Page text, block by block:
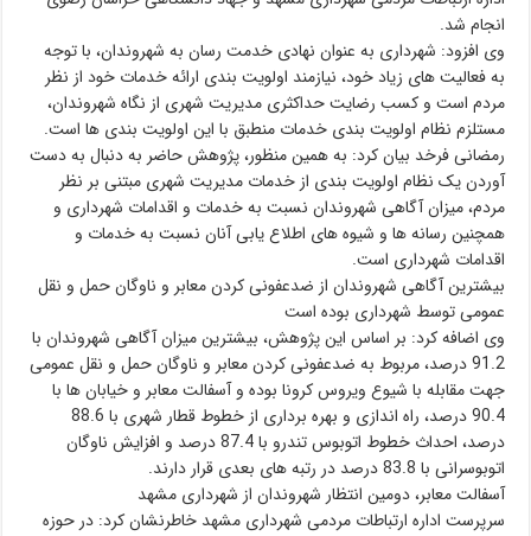
انجام شد.
وی افزود: شهرداری به عنوان نهادی خدمت رسان به شهروندان، با توجه
به فعالیت های زیاد خود، نیازمند اولویت بندی ارائه خدمات خود از نظر
مردم است و کسب رضایت حداکثری مدیریت شهری از نگاه شهروندان،
مستلزم نظام اولویت بندی خدمات منطبق با این اولویت بندی ها است.
رمضانی فرخد بیان کرد: به همین منظور، پژوهش حاضر به دنبال به دست
آوردن یک نظام اولویت بندی از خدمات مدیریت شهری مبتنی بر نظر
مردم، میزان آگاهی شهروندان نسبت به خدمات و اقدامات شهرداری و
همچنین رسانه ها و شیوه های اطلاع یابی آنان نسبت به خدمات و
اقدامات شهرداری است.
بیشترین آگاهی شهروندان از ضدعفونی کردن معابر و ناوگان حمل و نقل
عمومی توسط شهرداری بوده است
وی اضافه کرد: بر اساس این پژوهش، بیشترین میزان آگاهی شهروندان با
91.2 درصد، مربوط به ضدعفونی کردن معابر و ناوگان حمل و نقل عمومی
جهت مقابله با شیوع ویروس کرونا بوده و آسفالت معابر و خیابان ها با
90.4 درصد، راه اندازی و بهره برداری از خطوط قطار شهری با 88.6
درصد، احداث خطوط اتوبوس تندرو با 87.4 درصد و افزایش ناوگان
اتوبوسرانی با 83.8 درصد در رتبه های بعدی قرار دارند.
آسفالت معابر، دومین انتظار شهروندان از شهرداری مشهد
سرپرست اداره ارتباطات مردمی شهرداری مشهد خاطرنشان کرد: در حوزه